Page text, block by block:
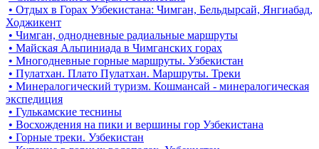
• Отдых в Горах Узбекистана: Чимган, Бельдырсай, Янгиабад,
Ходжикент
• Чимган, однодневные радиальные маршруты
• Майская Альпиниада в Чимганских горах
• Многодневные горные маршруты. Узбекистан
• Пулатхан. Плато Пулатхан. Маршруты. Треки
• Минералогический туризм. Кошмансай - минералогическая
экспедиция
• Гулькамские теснины
• Восхождения на пики и вершины гор Узбекистана
• Горные треки. Узбекистан